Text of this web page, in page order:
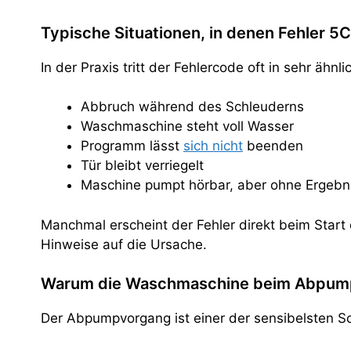
Typische Situationen, in denen Fehler
In der Praxis tritt der Fehlercode oft in sehr
Abbruch während des Schleuderns
Waschmaschine steht voll Wasser
Programm lässt sich nicht beenden
Tür bleibt verriegelt
Maschine pumpt hörbar, aber ohne
Manchmal erscheint der Fehler direkt beim
Hinweise auf die Ursache.
Warum die Waschmaschine beim
Der Abpumpvorgang ist einer der sensibelsten